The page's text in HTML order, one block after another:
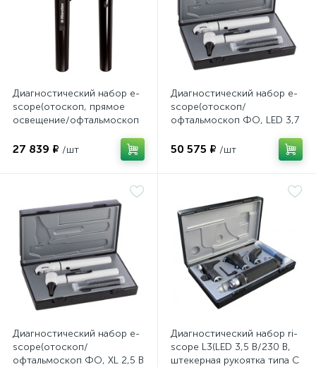
Диагностический набор e-
scope(отоскоп, прямое
освещение/офтальмоскоп
чехле), Riester
27 839 ₽ /шт
Диагностический набор e-
scope(отоскоп/
офтальмоскоп ФО, LED 3,7
50 575 ₽ /шт
Диагностический набор e-
scope(отоскоп/
офтальмоскоп ФО, XL 2,5 В
Диагностический набор ri-
scope L3(LED 3,5 В/230 В,
штекерная рукоятка типа С